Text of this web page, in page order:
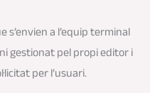
s’envien a l’equip terminal
gestionat pel propi editor i
per l’usuari.